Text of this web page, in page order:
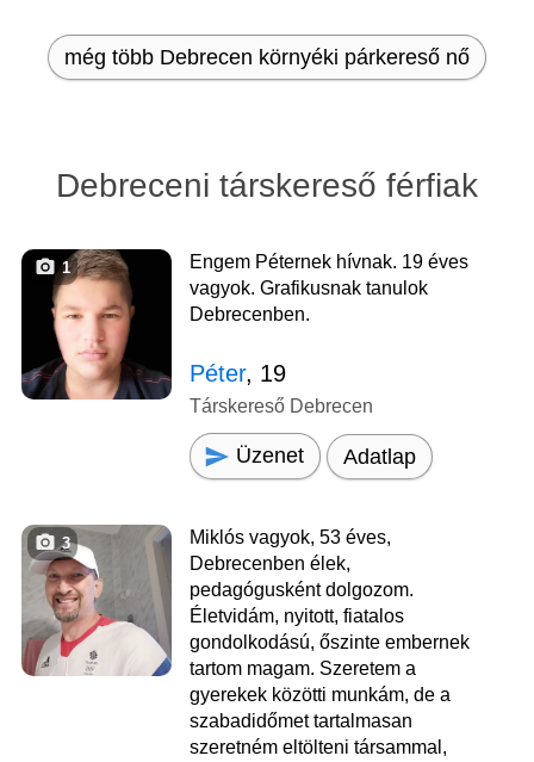
még több Debrecen környéki párkereső nő
Debreceni társkereső férfiak
1
Engem Péternek hívnak. 19 éves
vagyok. Grafikusnak tanulok
Debrecenben.
Péter, 19
Társkereső Debrecen
Üzenet Adatlap
3
Miklós vagyok, 53 éves,
Debrecenben élek,
pedagógusként dolgozom.
Életvidám, nyitott, fiatalos
gondolkodású, őszinte embernek
tartom magam. Szeretem a
gyerekek közötti munkám, de a
szabadidőmet tartalmasan
szeretném eltölteni társammal,